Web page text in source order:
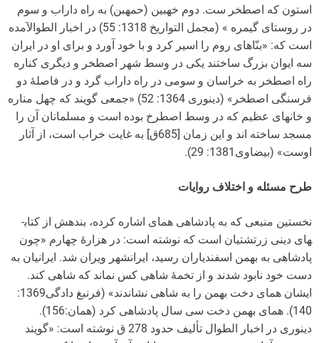
استون که اصطخر ست. دوم خهبین (حمهبن) به راه داراب و سوم
در روستای گیمره » (مجمل التواریخ 1318: 55) در اخبار الطوالآمده
است که: «بنّاهای روم را اسیر کرد و با خود آورد و برای او در ایران
سه ایوان بزرگ ساختند یکی در وسط شهر اصطخر و دیگری کناره
راه اصطخر به خراسان و سومی در راه داراب گرد و در فاصلۀ دو
فرسنگی اصطخر» (دینوری 1364: 52) «جمعی گویند که چهل مناره
و خانه­ای عظیم که در وسط اصطرخ بوده است و مسلمانان آن را
مسجد ساخته اند و این زمان [685ق] به غایت خراب است، از آثار
اوست» (بیضاوی1381: 29).
طرح مسئله و اختلاف روایات
نخستین منبعی که به پادشاهی همای اشاره کرده، بندهش از کتاب­
های دینی زرتشتیان است که نوشته است: در هزارۀ چهارم «چون
پادشاهی به بهمن اسفندیاران رسید، ایرانشهر ویران شد. ایرانیان به
دست خود نابود شدند و از تخمۀ شاهی کس نماند که شاهی کند.
ایشان همای دخت بهمن را به شاهی نشاندند» (فرنبغ دادگی1369:
140). همای بهمن دخت سی سال پادشاهی کرد (همان:156).
دینوری در اخبار الطوال تألیف حدود 278 ق نوشته است: «گویند